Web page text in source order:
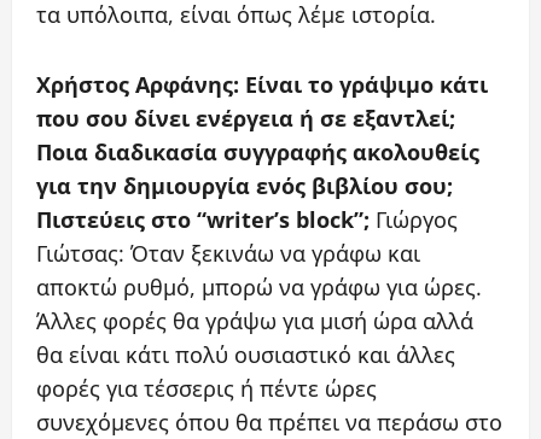
τα υπόλοιπα, είναι όπως λέμε ιστορία.
Χρήστος Αρφάνης: Είναι το γράψιμο κάτι
που σου δίνει ενέργεια ή σε εξαντλεί;
Ποια διαδικασία συγγραφής ακολουθείς
για την δημιουργία ενός βιβλίου σου;
Πιστεύεις στο “writer’s block”; Γιώργος
Γιώτσας: Όταν ξεκινάω να γράφω και
αποκτώ ρυθμό, μπορώ να γράφω για ώρες.
Άλλες φορές θα γράψω για μισή ώρα αλλά
θα είναι κάτι πολύ ουσιαστικό και άλλες
φορές για τέσσερις ή πέντε ώρες
συνεχόμενες όπου θα πρέπει να περάσω στο